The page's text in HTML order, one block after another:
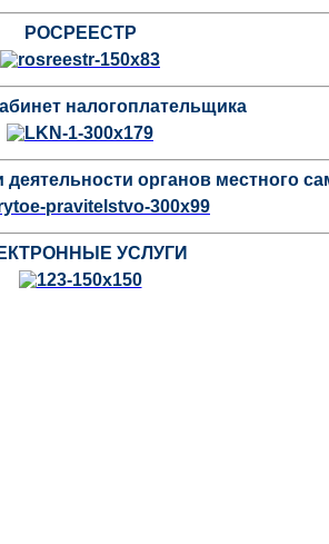
РОСРЕЕСТР
налогоплательщика
органов местного
УСЛУГИ